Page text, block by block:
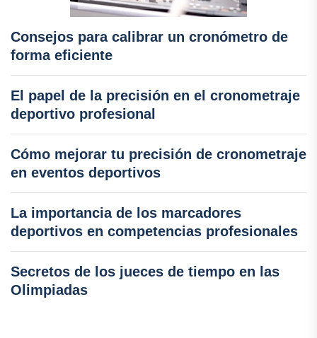
Consejos para calibrar un cronómetro de
forma eficiente
El papel de la precisión en el cronometraje
deportivo profesional
Cómo mejorar tu precisión de cronometraje
en eventos deportivos
La importancia de los marcadores
deportivos en competencias profesionales
Secretos de los jueces de tiempo en las
Olimpiadas